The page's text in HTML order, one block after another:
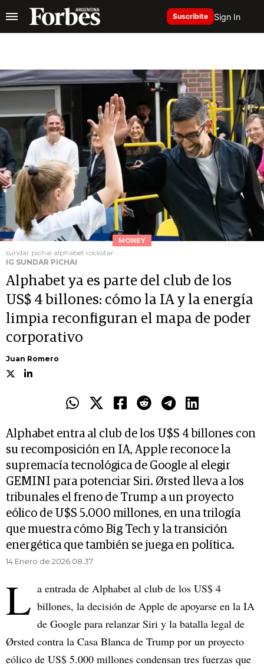
Suscribite Sign In
MONEY
sundar pichai alphabet rockstar
IG SUNDAR PICHAI
Alphabet ya es parte del club de los
US$ 4 billones: cómo la IA y la energía
limpia reconfiguran el mapa de poder
corporativo
Juan Romero
Alphabet entra al club de los U$S 4 billones con
su recomposición en IA, Apple reconoce la
supremacía tecnológica de Google al elegir
GEMINI para potenciar Siri. Ørsted lleva a los
tribunales el freno de Trump a un proyecto
eólico de U$S 5.000 millones, en una trilogía
que muestra cómo Big Tech y la transición
energética que también se juega en política.
14 Enero de 2026 08.37
L a entrada de Alphabet al club de los US$ 4
billones, la decisión de Apple de apoyarse en la IA
de Google para relanzar Siri y la batalla legal de
Ørsted contra la Casa Blanca de Trump por un proyecto
eólico de US$ 5.000 millones condensan tres fuerzas que